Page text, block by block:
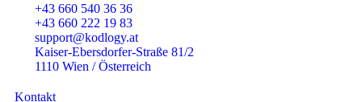
+43 660 540 36 36
+43 660 222 19 83
support@kodlogy.at
Kaiser-Ebersdorfer-Straße 81/2
1110 Wien / Österreich
Kontakt